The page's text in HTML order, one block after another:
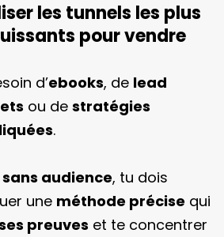
les tunnels les plus
pour vendre
d’ebooks, de lead
ou destratégies
.
sans audience, tu dois
une méthode précise qui
preuves et te concentrer